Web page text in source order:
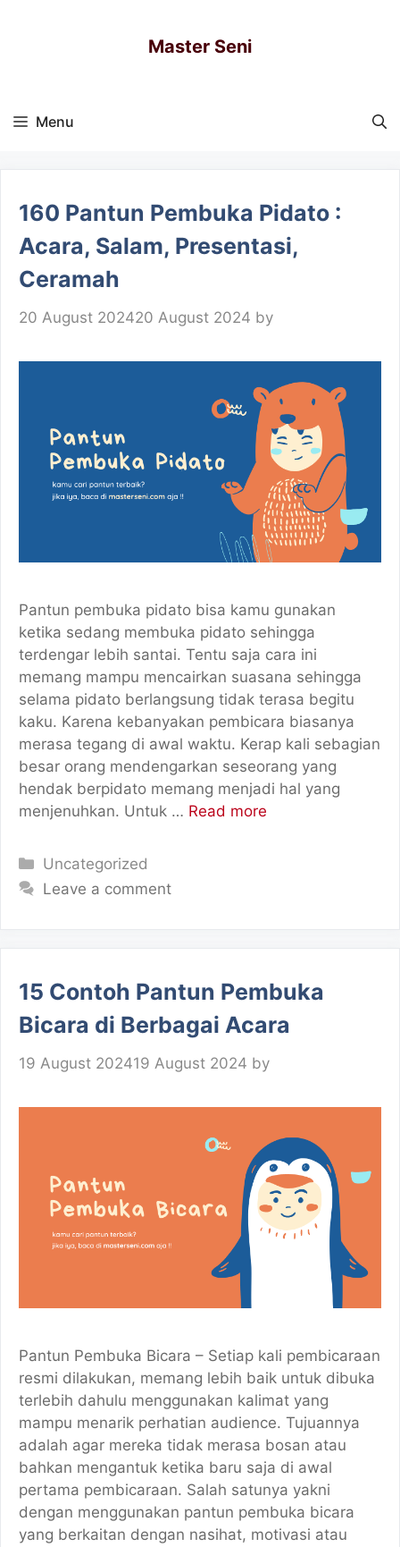
Master Seni
Menu
160 Pantun Pembuka Pidato :
Acara, Salam, Presentasi,
Ceramah
20 August 202420 August 2024 by
Pantun pembuka pidato bisa kamu gunakan
ketika sedang membuka pidato sehingga
terdengar lebih santai. Tentu saja cara ini
memang mampu mencairkan suasana sehingga
selama pidato berlangsung tidak terasa begitu
kaku. Karena kebanyakan pembicara biasanya
merasa tegang di awal waktu. Kerap kali sebagian
besar orang mendengarkan seseorang yang
hendak berpidato memang menjadi hal yang
menjenuhkan. Untuk … Read more
Categories
Uncategorized
Leave a comment
15 Contoh Pantun Pembuka
Bicara di Berbagai Acara
19 August 202419 August 2024 by
Pantun Pembuka Bicara – Setiap kali pembicaraan
resmi dilakukan, memang lebih baik untuk dibuka
terlebih dahulu menggunakan kalimat yang
mampu menarik perhatian audience. Tujuannya
adalah agar mereka tidak merasa bosan atau
bahkan mengantuk ketika baru saja di awal
pertama pembicaraan. Salah satunya yakni
dengan menggunakan pantun pembuka bicara
yang berkaitan dengan nasihat, motivasi atau